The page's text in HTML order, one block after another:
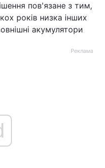
пов'язане з тим,
років низка інших
акумулятори
Реклама